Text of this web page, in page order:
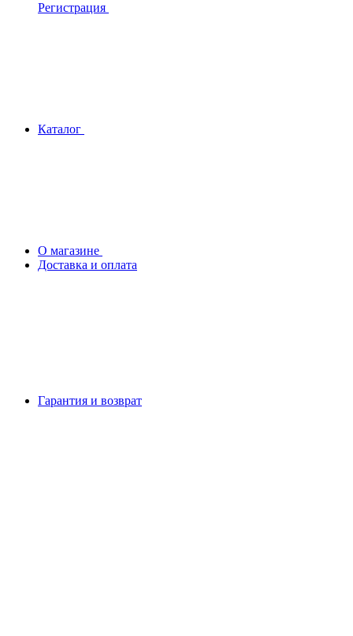
Регистрация
Каталог
О магазине
Доставка и оплата
Гарантия и возврат